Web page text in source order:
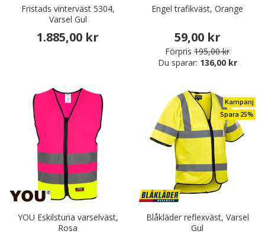
Fristads vinterväst 5304,
Varsel Gul
1.885,00 kr
Engel trafikväst, Orange
59,00 kr
Förpris 195,00 kr
Du sparar: 136,00 kr
YOU Eskilstuna varselväst,
Rosa
Kampanj
Spara 25%
Blåkläder reflexväst, Varsel
Gul